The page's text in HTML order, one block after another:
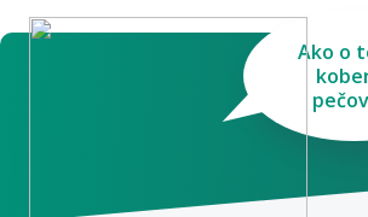
Ako o